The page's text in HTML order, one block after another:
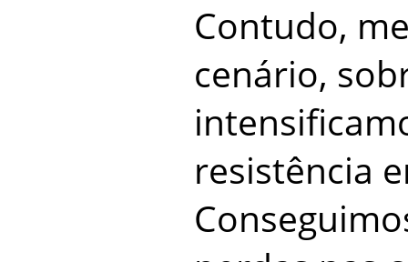
Contudo,
cenário,
resistência